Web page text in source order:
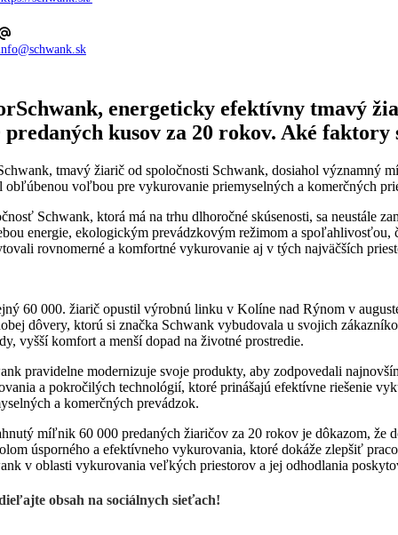
energeticky efektívny tmavý
predaných kusov za 20 rokov. Aké faktory
tmavý žiarič od spoločnosti Schwank, dosiahol významný
obľúbenou voľbou pre vykurovanie priemyselných a komerčných
Schwank, ktorá má na trhu dlhoročné skúsenosti, sa neustále
energie, ekologickým prevádzkovým režimom a
rovnomerné a komfortné vykurovanie aj v tých najväčších
60 000. žiarič opustil výrobnú linku v Kolíne nad Rýnom v
dôvery, ktorú si značka Schwank vybudovala u svojich
vyšší komfort a menší dopad na životné prostredie.
pravidelne modernizuje svoje produkty, aby zodpovedali
a pokročilých technológií, ktoré prinášajú efektívne riešenie
a komerčných prevádzok.
míľnik 60 000 predaných žiaričov za 20 rokov je dôkazom, že
úsporného a efektívneho vykurovania, ktoré dokáže zlepšiť
v oblasti vykurovania veľkých priestorov a jej odhodlania
obsah na sociálnych sieťach!